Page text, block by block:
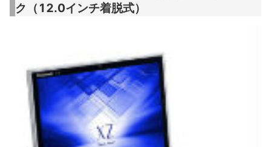
ク（12.0インチ着脱式）